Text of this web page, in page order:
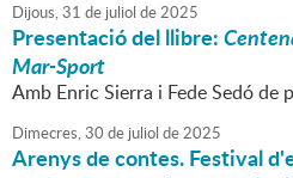
Dijous,31 de juliol de2025
Presentació del llibre:
Mar-Sport
Amb Enric Sierra i Fede Sedó de
Dimecres,30 de juliol de2025
Arenys de contes. Festival